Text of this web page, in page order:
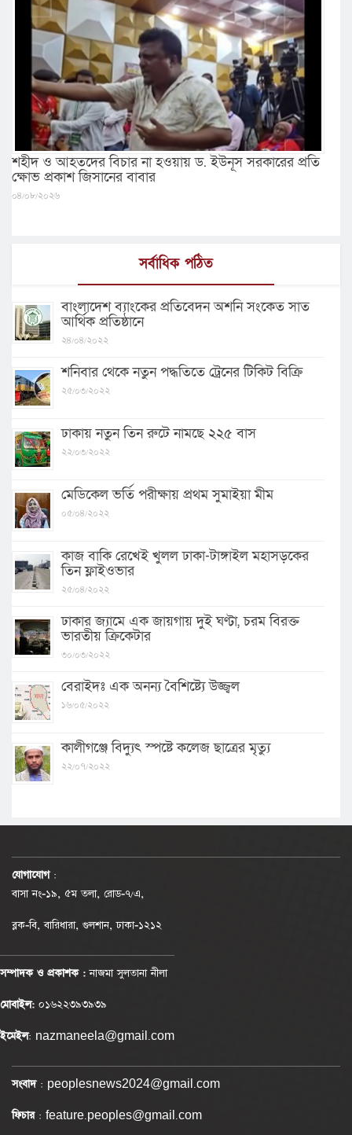
শহীদ ও আহতদের বিচার না হওয়ায় ড. ইউনূস সরকারের প্রতি
ক্ষোভ প্রকাশ জিসানের বাবার
০৪/০৮/২০২৬
সর্বাধিক পঠিত
বাংলাদেশ ব্যাংকের প্রতিবেদন অশনি সংকেত সাত
আর্থিক প্রতিষ্ঠানে
২৪/০৪/২০২২
শনিবার থেকে নতুন পদ্ধতিতে ট্রেনের টিকিট বিক্রি
২৫/০৩/২০২২
ঢাকায় নতুন তিন রুটে নামছে ২২৫ বাস
২২/০৩/২০২২
মেডিকেল ভর্তি পরীক্ষায় প্রথম সুমাইয়া মীম
০৫/০৪/২০২২
কাজ বাকি রেখেই খুলল ঢাকা-টাঙ্গাইল মহাসড়কের
তিন ফ্লাইওভার
২৫/০৪/২০২২
ঢাকার জ্যামে এক জায়গায় দুই ঘণ্টা, চরম বিরক্ত
ভারতীয় ক্রিকেটার
৩০/০৩/২০২২
বেরাইদঃ এক অনন্য বৈশিষ্ট্যে উজ্জ্বল
১৬/০৫/২০২২
কালীগঞ্জে বিদ্যুৎ স্পষ্টে কলেজ ছাত্রের মৃত্যু
২২/০৭/২০২২
যোগাযোগ :
বাসা নং-১৯, ৫ম তলা, রোড-৭/এ,
ব্লক-বি, বারিধারা, গুলশান, ঢাকা-১২১২
সম্পাদক ও প্রকাশক :নাজমা সুলতানা নীলা
মোবাইল: ০১৬২২৩৯৩৯৩৯
ইমেইল: nazmaneela@gmail.com
সংবাদ: peoplesnews2024@gmail.com
ফিচার: feature.peoples@gmail.com